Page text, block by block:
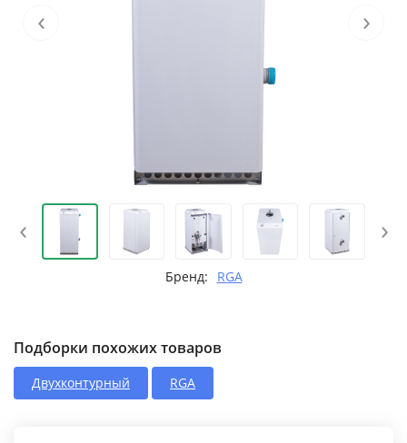
‹ ›
‹ ›
Бренд: RGA
Подборки похожих товаров
Двухконтурный RGA